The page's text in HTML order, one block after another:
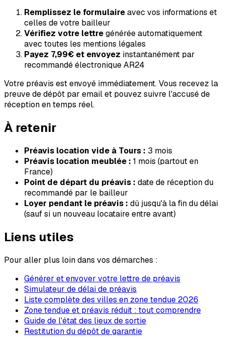
Remplissez le formulaireavec vos informations et
celles de votre bailleur
Vérifiez votre lettregénérée automatiquement
avec toutes les mentions légales
Payez 7,99€ et envoyez instantanément par
recommandé électronique AR24
Votre préavis est envoyé immédiatement. Vous recevez la
preuve de dépôt par email et pouvez suivre l'accusé de
réception en temps réel.
À retenir
Préavis location vide à Tours : 3 mois
Préavis location meublée : 1 mois (partout en
France)
Point de départ du préavis : date de réception du
recommandé par le bailleur
Loyer pendant le préavis : dû jusqu'à la fin du délai
(sauf si un nouveau locataire entre avant)
Liens utiles
Pour aller plus loin dans vos démarches :
Générer et envoyer votre lettre de préavis
Simulateur de délai de préavis
Liste complète des villes en zone tendue 2026
Zone tendue et préavis réduit : tout comprendre
Guide de l'état des lieux de sortie
Restitution du dépôt de garantie